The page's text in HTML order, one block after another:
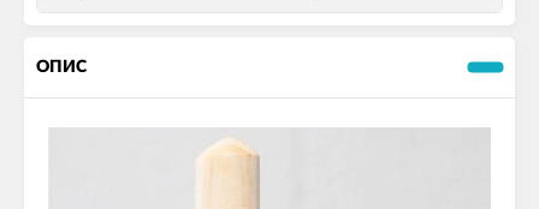
ОПИС